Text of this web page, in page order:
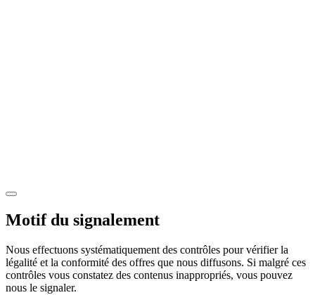
Motif du signalement
Nous effectuons systématiquement des contrôles pour vérifier la
légalité et la conformité des offres que nous diffusons. Si malgré ces
contrôles vous constatez des contenus inappropriés, vous pouvez
nous le signaler.